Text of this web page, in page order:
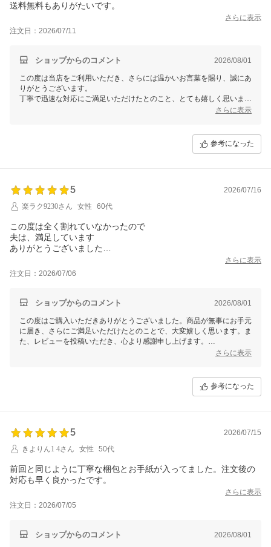
送料無料もありがたいです。
さらに表示
注文日：2026/07/11
ショップからのコメント 2026/08/01
この度は当店をご利用いただき、さらには温かいお言葉を賜り、誠にあ
りがとうございます。
丁寧で迅速な対応にご満足いただけたとのこと、とても嬉しく思いま
これからもお客様にとって快適で便利なサービスを目指し努力して参り
さらに表示
参考になった
5
2026/07/16
楽ラク9230さん
女性 60代
この度は全く割れていなかったので
夫は、満足しています
ありがとうございました
クーポンが一度も使えませんなぜか
さらに表示
注文日：2026/07/06
ショップからのコメント 2026/08/01
この度はご購入いただきありがとうございました。商品が無事にお手元
に届き、さらにご満足いただけたとのことで、大変嬉しく思います。ま
た、レビューを投稿いただき、心より感謝申し上げます。
効期限が切れている可能性があります。恐れ入りますが、クーポンの詳
細な条件をご確認いただき、それでも解決しない場合はお手数ですがカ
今後ともお客様にご満足いただけるサービスを心掛けて参りますので、
引き続きよろしくお願いいたします。
さらに表示
参考になった
5
2026/07/15
きよりん1 4さん
女性 50代
前回と同じように丁寧な梱包とお手紙が入ってました。注文後の
対応も早く良かったです。
さらに表示
注文日：2026/07/05
ショップからのコメント 2026/08/01